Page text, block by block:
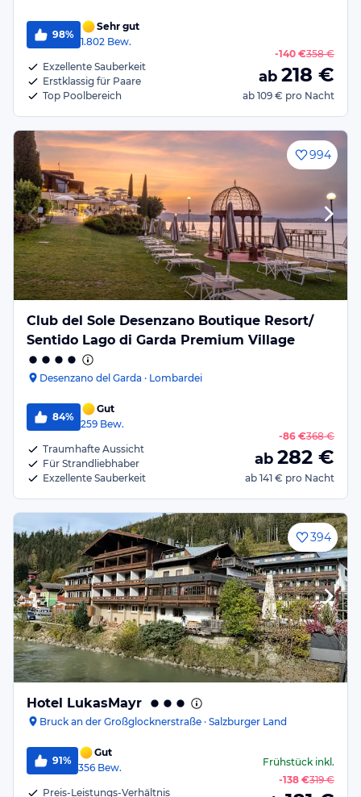
98%
Sehr gut
1.802 Bew.
Exzellente Sauberkeit
Erstklassig für Paare
Top Poolbereich
-140 €358 €
ab 218 €
ab 109 € pro Nacht
994
Club del Sole Desenzano Boutique Resort/
Sentido Lago di Garda Premium Village
Desenzano del Garda · Lombardei
84%
Gut
259 Bew.
Traumhafte Aussicht
Für Strandliebhaber
Exzellente Sauberkeit
-86 €368 €
ab 282 €
ab 141 € pro Nacht
394
Hotel LukasMayr
Bruck an der Großglocknerstraße · Salzburger Land
91%
Gut
356 Bew.
Preis-Leistungs-Verhältnis
Frühstückinkl.
-138 €319 €